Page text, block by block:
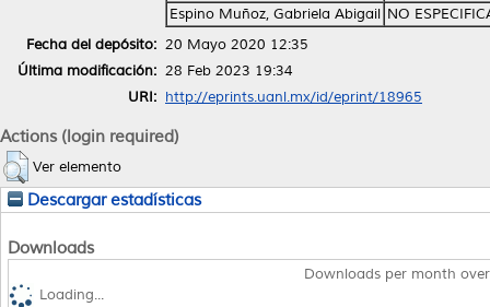
Espino Muñoz, Gabriela Abigail NO
Fecha del depósito: 20 Mayo 2020 12:35
Última modificación: 28 Feb 2023 19:34
URI: http://eprints.uanl.mx/id/eprint/18965
Actions (login required)
Ver elemento
Descargar estadísticas
Downloads
Downloads per month
Loading...